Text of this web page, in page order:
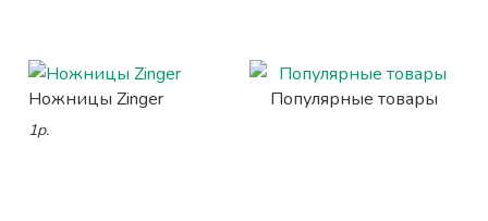
Ножницы Zinger
1р.
Популярные товары